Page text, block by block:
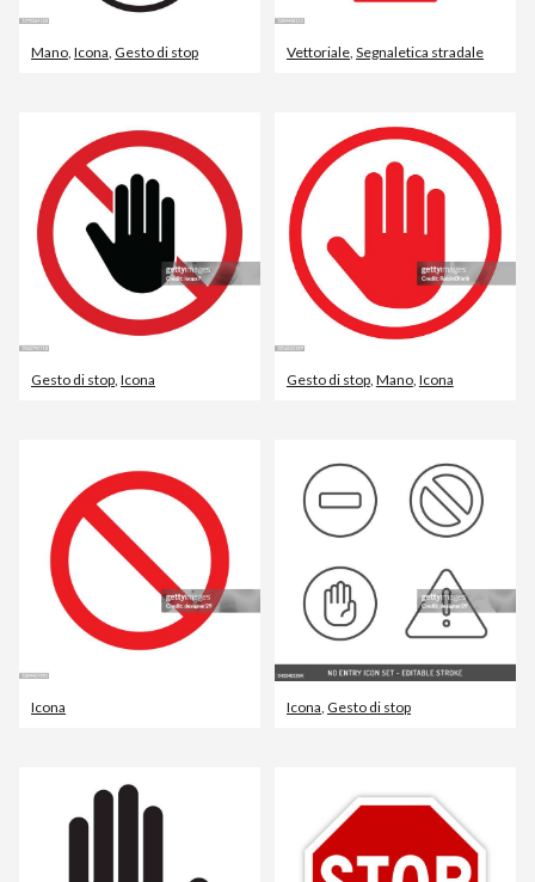
Mano Icona Gesto di stop Vettoriale Segnaletica stradale
Gesto di stop Icona Gesto di stop, Mano, Icona
Icona Icona Gesto di stop